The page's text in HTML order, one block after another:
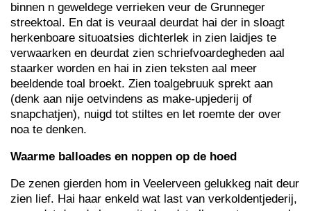
binnen n geweldege verrieken veur de Grunneger
streektoal. En dat is veuraal deurdat hai der in sloagt
herkenboare situoatsies dichterlek in zien laidjes te
verwaarken en deurdat zien schriefvoardegheden aal
staarker worden en hai in zien teksten aal meer
beeldende toal broekt. Zien toalgebruuk sprekt aan
(denk aan nije oetvindens as make-upjederij of
snapchatjen), nuigd tot stiltes en let roemte der over
noa te denken.
Waarme balloades en noppen op de hoed
De zenen gierden hom in Veelerveen gelukkeg nait deur
zien lief. Hai haar enkeld wat last van verkoldentjederij,